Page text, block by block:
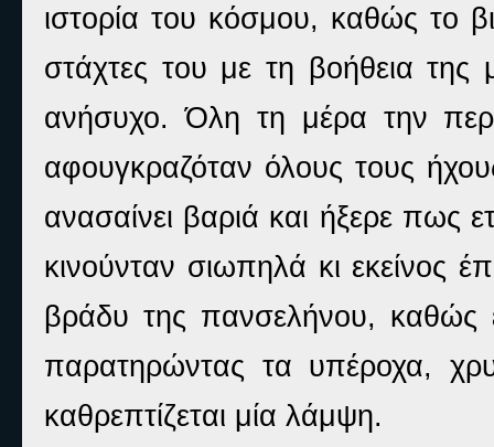
ιστορία του κόσμου, καθώς το
στάχτες του με τη βοήθεια
ανήσυχο. Όλη τη μέρα την
αφουγκραζόταν όλους τους
ανασαίνει βαριά και ήξερε πως
κινούνταν σιωπηλά κι εκείνος
βράδυ της πανσελήνου, καθώς
παρατηρώντας τα υπέροχα,
καθρεπτίζεται μία λάμψη.